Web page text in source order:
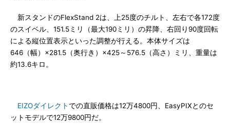
新スタンドのFlexStand 2は、上25度のチルト、左右で各172度
のスイベル、151.5ミリ（最大190ミリ）の昇降、右回り90度回転
による縦位置表示といった調整が行える。本体サイズは
646（幅）×281.5（奥行き）×425～576.5（高さ）ミリ、重量は
約13.6キロ。
EIZOダイレクト での直販価格は12万4800円、EasyPIXとのセ
ットモデルで12万9800円だ。